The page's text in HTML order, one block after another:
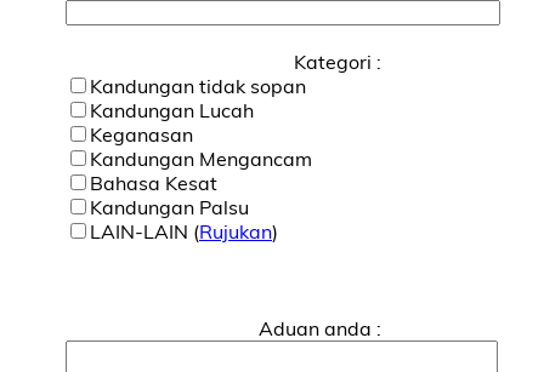
Kategori :
Kandungan tidak sopan
Kandungan Lucah
Keganasan
Kandungan Mengancam
Bahasa Kesat
Kandungan Palsu
LAIN-LAIN (Rujukan)
Aduan anda :